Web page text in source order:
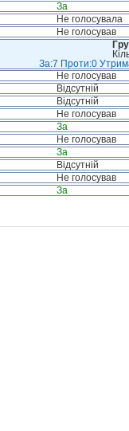
За
Не голосувала
Не голосував
За:7 Проти:0
Не голосував
Відсутній
Відсутній
Не голосував
За
Не голосував
За
Відсутній
Не голосував
За